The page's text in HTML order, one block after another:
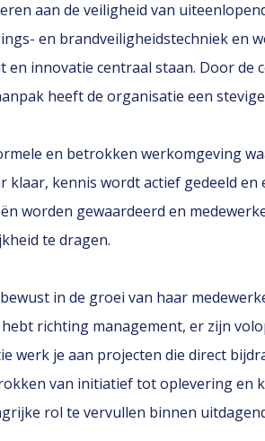
aan de veiligheid van
en brandveiligheidstechniek en
innovatie centraal staan. Door de
heeft de organisatie een
en betrokken werkomgeving
klaar, kennis wordt actief gedeeld
worden gewaardeerd en
te dragen.
in de groei van haar
richting management, er zijn
werk je aan projecten die direct
van initiatief tot oplevering en
rol te vervullen binnen